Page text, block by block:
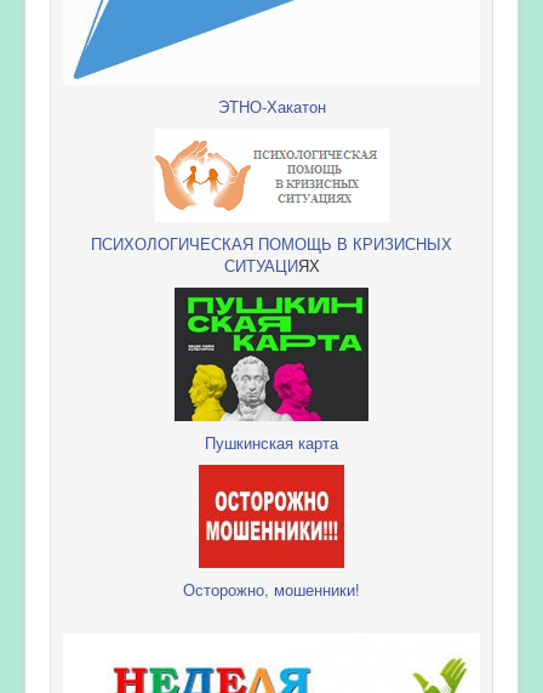
ЭТНО-Хакатон
ПСИХОЛОГИЧЕСКАЯ ПОМОЩЬ В КРИЗИСНЫХ
СИТУАЦИЯХ
Пушкинская карта
Осторожно, мошенники!